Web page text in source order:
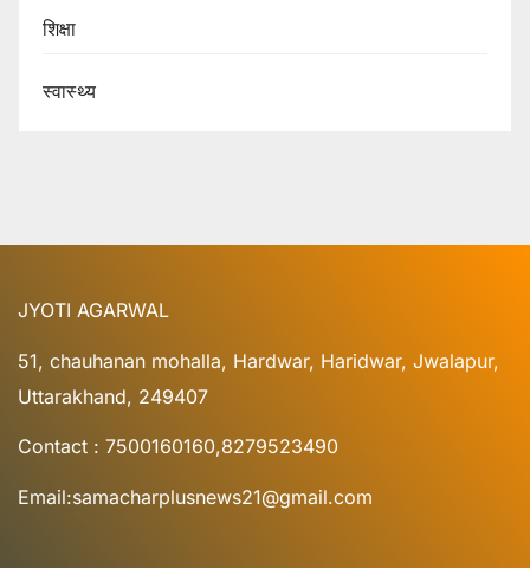
शिक्षा
स्वास्थ्य
JYOTI AGARWAL
51, chauhanan mohalla, Hardwar, Haridwar, Jwalapur,
Uttarakhand, 249407
Contact : 7500160160,8279523490
Email:samacharplusnews21@gmail.com